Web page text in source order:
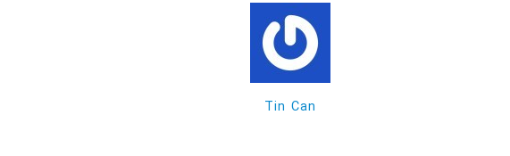
Tin Can